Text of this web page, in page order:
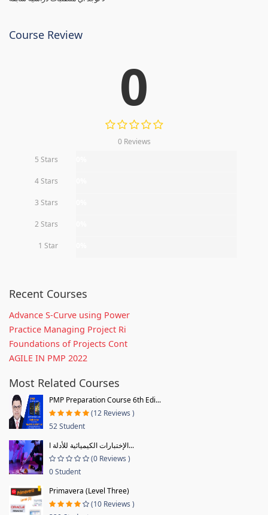
Course Review
0
0 Reviews
5 Stars
4 Stars
3 Stars
2 Stars
1 Star
Recent Courses
Advance S-Curve using Power
Practice Managing Project Ri
Foundations of Projects Cont
AGILE IN PMP 2022
Most Related Courses
PMP Preparation Course 6th Edi...
(12 Reviews )
52 Student
الإختبارات الكيميائية للأدلة ا...
(0 Reviews )
0 Student
Primavera (Level Three)
(10 Reviews )